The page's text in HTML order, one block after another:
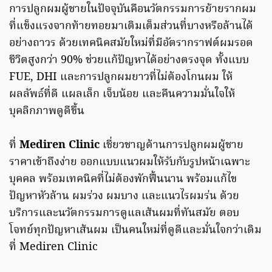
การปลูกผมผู้ชายในปัจจุบันคือนวัตกรรมการย้ายรากผม
ที่แข็งแรงจากท้ายทอยมาเติมเต็มส่วนที่บางหรือล้านได้
อย่างถาวร ด้วยเทคนิคสมัยใหม่ที่มีอัตรากราฟต์ผมรอด
ชีวิตสูงกว่า 90% ช่วยแก้ปัญหาได้อย่างตรงจุด ทั้งแบบ
FUE, DHI และการปลูกผมยาวที่ไม่ต้องโกนผม ให้
ผลลัพธ์ที่ดี แผลเล็ก เจ็บน้อย และคืนความมั่นใจให้
บุคลิกภาพดูดีขึ้น
ที่ Mediren Clinic เชี่ยวชาญด้านการปลูกผมผู้ชาย
ราคาเข้าถึงง่าย ออกแบบแนวผมให้รับกับรูปหน้าเฉพาะ
บุคคล พร้อมเทคนิคที่ไม่ต้องพักฟื้นนาน พร้อมแก้ไข
ปัญหาหัวล้าน ผมร่วง ผมบาง และแนวไรผมร่น ด้วย
บริการและนวัตกรรมการดูแลเส้นผมที่ทันสมัย ตอบ
โจทย์ทุกปัญหาเส้นผม เป็นคนใหม่ที่ดูดีและมั่นใจกว่าเดิม
ที่ Mediren Clinic